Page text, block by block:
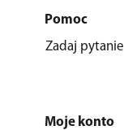
Pomoc
Zadaj pytanie
Moje konto